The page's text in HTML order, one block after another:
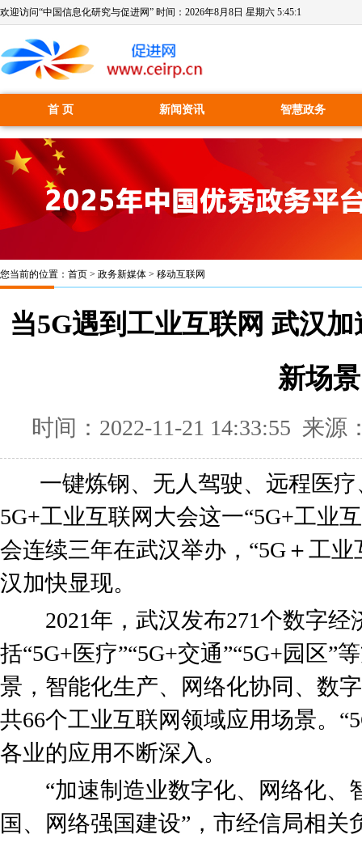
欢迎访问“中国信息化研究与促进网” 时间： 2026年8月8日 星期六 5:45:2
首 页 新闻资讯 智慧政务
您当前的位置： 首页 > 政务新媒体 > 移动互联网
当5G遇到工业互联网 武汉
新场景
时间：2022-11-21 14:33:55 来
一键炼钢、无人驾驶、远程医
5G+工业互联网大会这一“5G+工业
会连续三年在武汉举办，“5G＋工
汉加快显现。
2021年，武汉发布271个数字经
括“5G+医疗”“5G+交通”“5G+园区”
景，智能化生产、网络化协同、数
共66个工业互联网领域应用场景。
各业的应用不断深入。
“加速制造业数字化、网络化、
国、网络强国建设”，市经信局相